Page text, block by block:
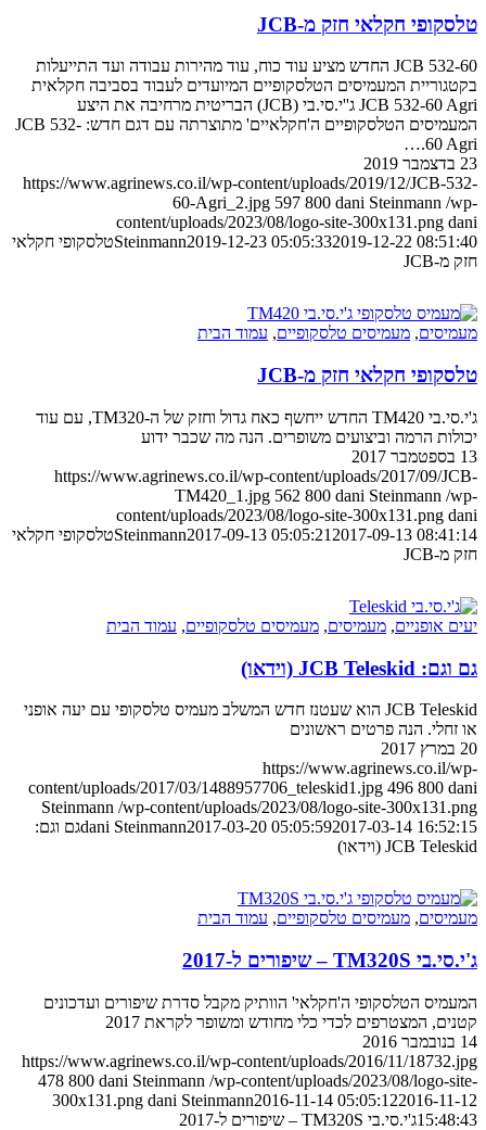
טלסקופי חקלאי חזק מ-JCB
JCB 532-60 החדש מציע עוד כוח, עוד מהירות עבודה ועד התייעלות
בקטגוריית המעמיסים הטלסקופיים המיועדים לעבוד בסביבה חקלאית
JCB 532-60 Agri ג''י.סי.בי (JCB) הבריטית מרחיבה את היצע
המעמיסים הטלסקופיים ה'חקלאיים' מתוצרתה עם דגם חדש: JCB 532-
60 Agri.…
23 בדצמבר 2019
https://www.agrinews.co.il/wp-content/uploads/2019/12/JCB-532-
60-Agri_2.jpg 597 800 dani Steinmann /wp-
content/uploads/2023/08/logo-site-300x131.png dani
Steinmann2019-12-23 05:05:332019-12-22 08:51:40
טלסקופי חקלאי
חזק מ-JCB
מעמיסים, מעמיסים טלסקופיים, עמוד הבית
טלסקופי חקלאי חזק מ-JCB
ג'י.סי.בי TM420 החדש ייחשף כאח גדול וחזק של ה-TM320, עם עוד
יכולות הרמה וביצועים משופרים. הנה מה שכבר ידוע
13 בספטמבר 2017
https://www.agrinews.co.il/wp-content/uploads/2017/09/JCB-
TM420_1.jpg 562 800 dani Steinmann /wp-
content/uploads/2023/08/logo-site-300x131.png dani
Steinmann2017-09-13 05:05:21 2017-09-13 08:41:14
טלסקופי חקלאי
חזק מ-JCB
יעים אופניים, מעמיסים, מעמיסים טלסקופיים, עמוד הבית
גם וגם: JCB Teleskid (וידאו)
JCB Teleskid הוא שעטנז חדש המשלב מעמיס טלסקופי עם יעה אופני
או זחלי. הנה פרטים ראשונים
20 במרץ 2017
https://www.agrinews.co.il/wp-
content/uploads/2017/03/1488957706_teleskid1.jpg 496 800 dani
Steinmann /wp-content/uploads/2023/08/logo-site-300x131.png
dani Steinmann2017-03-20 05:05:592017-03-14 16:52:15
גם וגם:
JCB Teleskid (וידאו)
מעמיסים, מעמיסים טלסקופיים, עמוד הבית
ג'י.סי.בי TM320S – שיפורים ל-2017
המעמיס הטלסקופי ה'חקלאי' הוותיק מקבל סדרת שיפורים ועדכונים
קטנים, המצטרפים לכדי כלי מחודש ומשופר לקראת 2017
14 בנובמבר 2016
https://www.agrinews.co.il/wp-content/uploads/2016/11/18732.jpg
478 800 dani Steinmann /wp-content/uploads/2023/08/logo-site-
300x131.png dani Steinmann2016-11-14 05:05:122016-11-12
15:48:43ג'י.סי.בי TM320S – שיפורים ל-2017